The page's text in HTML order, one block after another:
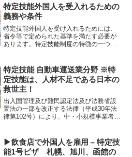
したが、アキノ大統領の特別命令で、
2012年からK1...
特定技能外国人を受入れるための
義務や条件
特定技能外国人を受け入れるためには、
省令等で定められた基準を満たす必要が
あります。特定技能制度の特徴の一つと
に各種支援を実施する義務があります。
特定技能外国人を受け入れ...
特定技能 自動車運送業分野 ※特
定技能は、人材不足である日本の
救世主！
出入国管理及び難民認定法及び法務省設
置法の一部を改正する法律（平成30年法
律第102号）により、中・小規模事業者を
のための取組を行ってもなお人材を確保
することが困難な状...
▶飲食店で外国人を雇用 – 特定技
能1号ビザ 札幌、旭川、函館の